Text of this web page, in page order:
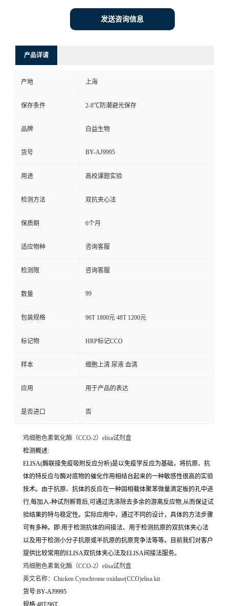
发送咨询信息
产品详请
产地 上海
保存条件 2-8℃防潮避光保存
品牌 白益生物
货号 BY-AJ9995
用途 高校课题实验
检测方法 双抗夹心法
保质期 6个月
适应物种 咨询客服
检测限 咨询客服
数量 99
包装规格 96T 1800元 48T 1200元
标记物 HRP标记CCO
样本 细胞上清 尿液 血清
应用 用于产品的表达
是否进口 否
鸡细胞色素氧化酶（CCO-2）elisa试剂盒
检测概述:
ELISA(酶联接免疫吸附反应分析)是以免疫学反应为基础，将抗原、抗
体的特反应与酶对底物的催化作用相结台起来的一种敏感性很高的实验
技术。由于抗原、抗体的反应在一种固相载体聚苯微量滴定板的孔中进
行,每加入-种试剂孵育后,可通过洗涤除去多余的游离反应物,从而保证试
验结果的特与稳定性。实际应用中，通过不同的设计，具体的方法步骤
可有多种。即:用于检测抗体的间接法、用于检测抗原的双抗体夹心法
以及用于检测小分子抗原或半抗原的抗原竞争法等等。目前我们对客户
提供比较常用的ELISA双抗体夹心法及ELISA间接法服务。
鸡细胞色素氧化酶（CCO-2）elisa试剂盒
英文名称： Chicken Cytochrome oxidase(CCO)elisa kit
货号:BY-AJ9995